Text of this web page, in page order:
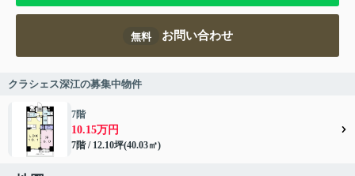
無料 お問い合わせ
クラシェス深江の募集中物件
7階
10.15万円
7階 / 12.10坪(40.03㎡)